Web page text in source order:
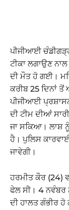
ਪੀਜੀਆਈ
ਟੀਕਾ ਲਗਾਉਣ
ਦੀ ਮੌਤ ਹੋ ਗਈ।
ਕਰੀਬ 25 ਦਿਨਾਂ ਤੋਂ
ਪੀਜੀਆਈ
ਦੀ ਟੀਮ ਦੀਆਂ
ਜਾ ਸਕਿਆ। ਲਾਸ਼
ਹੈ। ਪੁਲਿਸ
ਜਾਵੇਗੀ।
ਹਰਮੀਤ ਕੌਰ (24)
ਫੇਲ ਸੀ। 4
ਦੀ ਹਾਲਤ ਗੰਭੀਰ